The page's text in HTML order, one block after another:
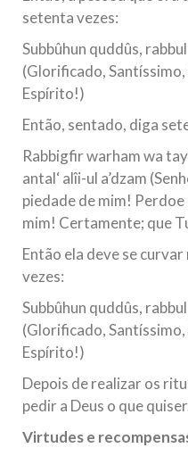
setenta vezes:
Subbûhun quddûs,
(Glorificado, Santíssimo,
Espírito!)
Então, sentado, diga
Rabbigfir warham wa
antal‘ alîi-ul a’dzam
piedade de mim!
mim! Certamente; que
Então ela deve se
vezes:
Subbûhun quddûs,
(Glorificado, Santíssimo,
Espírito!)
Depois de realizar os
pedir a Deus o que
Virtudes e